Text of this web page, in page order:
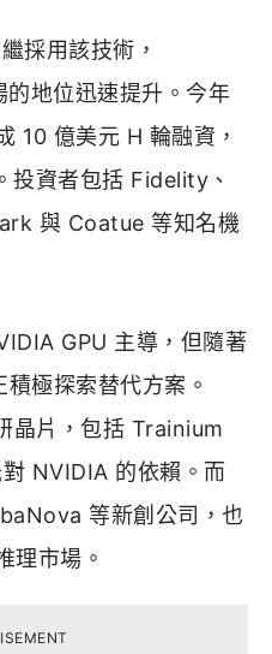
採用該技術，
地位迅速提升。今年
10 億美元 H 輪融資，
投資者包括 Fidelity、
與 Coatue 等知名機
GPU 主導，但隨著
極探索替代方案。
晶片，包括 Trainium
NVIDIA 的依賴。而
等新創公司，也
理市場。